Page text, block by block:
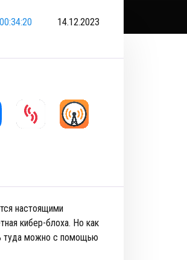
00:34:20 14.12.2023
настоящими
кибер-блоха. Но как
туда можно с помощью